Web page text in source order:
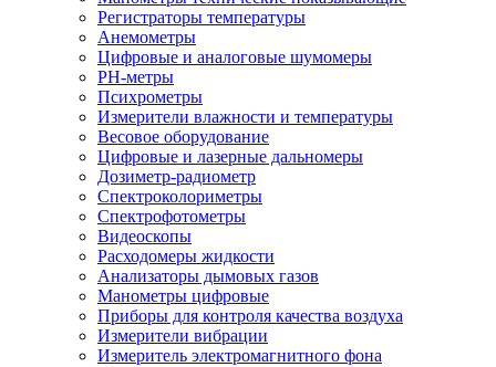
Регистраторы температуры
Анемометры
Цифровые и аналоговые шумомеры
PH-метры
Психрометры
Измерители влажности и температуры
Весовое оборудование
Цифровые и лазерные дальномеры
Дозиметр-радиометр
Спектроколориметры
Спектрофотометры
Видеоскопы
Расходомеры жидкости
Анализаторы дымовых газов
Манометры цифровые
Приборы для контроля качества воздуха
Измерители вибрации
Измеритель электромагнитного фона